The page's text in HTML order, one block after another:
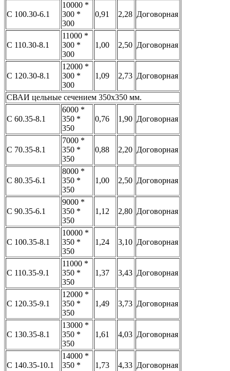
С 100.30-6.1
10000 *
300 *
300
0,91 2,28 Договорная
С 110.30-8.1
11000 *
300 *
300
1,00 2,50 Договорная
С 120.30-8.1
12000 *
300 *
300
1,09 2,73 Договорная
СВАИ цельные сечением 350x350 мм.
С 60.35-8.1
6000 *
350 *
350
0,76 1,90 Договорная
С 70.35-8.1
7000 *
350 *
350
0,88 2,20 Договорная
С 80.35-6.1
8000 *
350 *
350
1,00 2,50 Договорная
С 90.35-6.1
9000 *
350 *
350
1,12 2,80 Договорная
С 100.35-8.1
10000 *
350 *
350
1,24 3,10 Договорная
С 110.35-9.1
11000 *
350 *
350
1,37 3,43 Договорная
С 120.35-9.1
12000 *
350 *
350
1,49 3,73 Договорная
С 130.35-8.1
13000 *
350 *
350
1,61 4,03 Договорная
С 140.35-10.1
14000 *
350 *
1,73 4,33 Договорная